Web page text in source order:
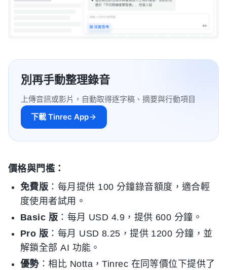
別再手動整理錄音
上傳音訊或影片，自動取得逐字稿、摘要與行動項目
下載 Tinrec App
價格與門檻：
免費版 ：每月提供 100 分鐘錄音額度，適合輕
度使用者試用。
Basic 版 ：每月 USD 4.9，提供 600 分鐘。
Pro 版 ：每月 USD 8.25，提供 1200 分鐘，並
解鎖全部 AI 功能。
優勢：相比 Notta，Tinrec 在同等價位下提供了